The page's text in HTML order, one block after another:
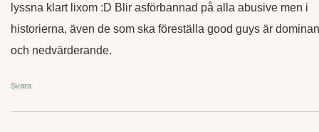
lyssna klart lixom :D Blir asförbannad på alla abusive men i
historierna, även de som ska föreställa good guys är
och nedvärderande.
Svara